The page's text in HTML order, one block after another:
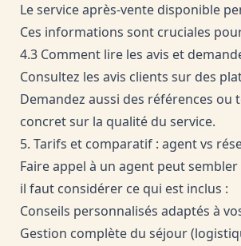
Le service après-vente disponible
Ces informations sont cruciales
4.3 Comment lire les avis et
Consultez les avis clients sur des
Demandez aussi des références
concret sur la qualité du service.
5. Tarifs et comparatif : agent vs
Faire appel à un agent peut
il faut considérer ce qui est inclus :
Conseils personnalisés adaptés à
Gestion complète du séjour